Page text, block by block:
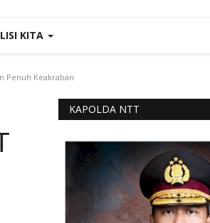
KITA
Penuh Keakraban
KAPOLDA NTT